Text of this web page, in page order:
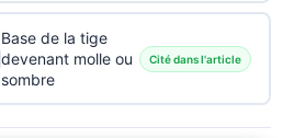
Base de la tige
devenant molle ou
sombre
Cité dans l'article